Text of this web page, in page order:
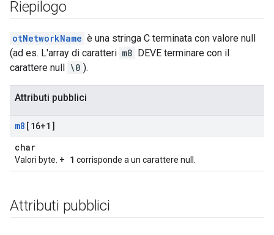
Riepilogo
otNetworkName è una stringa C terminata con valore null
(ad es. L'array di caratteri m8 DEVE terminare con il
carattere null \0 ).
Attributi pubblici
m8 [16+1]
char
Valori byte. + 1 corrisponde a un carattere null.
Attributi pubblici